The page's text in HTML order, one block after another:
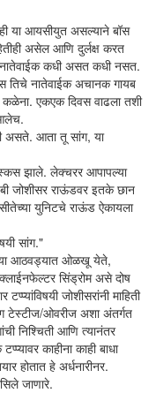
या आयसीयुत असल्याने बॉस
असेल आणि दुर्लक्ष करत
कधी असत कधी नसत.
तिचे नातेवाईक अचानक गायब
एकएक दिवस वाढला तशी
असते. आता तू सांग, या
झाले. लेक्चरर आपापल्या
जोशीसर राऊंडवर इतके छान
युनिटचे राऊंड ऐकायला
सांग."
आठवड्यात ओळखू येते,
सिंड्रोम असे दोष
जोशीसरांनी माहिती
मग टेस्टीज/ओवरीज अशा अंतर्गत
निश्चिती आणि त्यानंतर
काहीना काही बाधा
होतात हे अर्धनारीनर.
जाणारे.